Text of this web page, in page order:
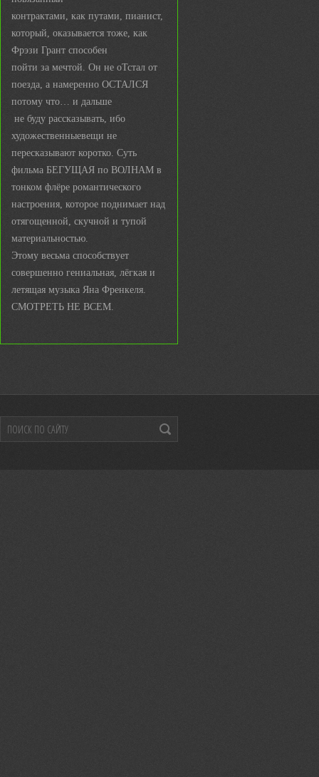
контрактами, как путами, пианист,
который, оказывается тоже, как
Фрэзи Грант способен
пойти за мечтой. Он не оТстал от
поезда, а намеренно ОСТАЛСЯ
потому что… и дальше
не буду рассказывать, ибо
художественныевещи не
пересказывают коротко. Суть
фильма БЕГУЩАЯ по ВОЛНАМ в
тонком флёре романтического
настроения, которое поднимает над
отягощенной, скучной и тупой
материальностью.
Этому весьма способствует
совершенно гениальная, лёгкая и
летящая музыка Яна Френкеля.
СМОТРЕТЬ НЕ ВСЕМ.